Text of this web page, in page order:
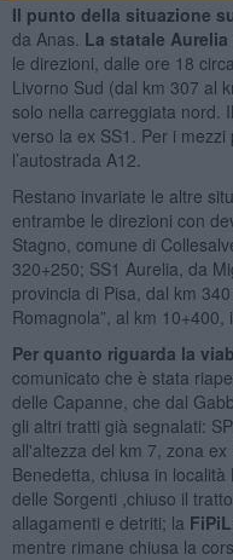
Il punto della situazione
da Anas. La statale
le direzioni, dalle ore 18
Livorno Sud (dal km 307 al
solo nella carreggiata nord.
verso la ex SS1. Per i
l’autostrada A12.
Restano invariate le altre
entrambe le direzioni con
Stagno, comune di
320+250; SS1 Aurelia, da
provincia di Pisa, dal km
Romagnola”, al km 10+400,
Per quanto riguarda la
comunicato che è stata
delle Capanne, che dal
gli altri tratti già segnalati:
all'altezza del km 7, zona
Benedetta, chiusa in
delle Sorgenti ,chiuso il
allagamenti e detriti; la
mentre rimane chiusa la